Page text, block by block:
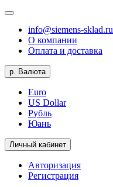
info@siemens-sklad.ru
О компании
Оплата и доставка
р. Валюта
Euro
US Dollar
Рубль
Юань
Личный кабинет
Авторизация
Регистрация